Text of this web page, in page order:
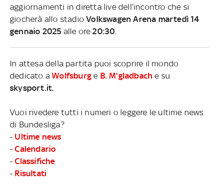
aggiornamenti in diretta live dell’incontro che si
giocherà allo stadioVolkswagen Arena martedì 14
gennaio 2025 alle ore20:30
In attesa della partita puoi scoprire il mondo
dedicato aWolfsburg e B. M'gladbach e su
skysport.it.
Vuoi rivedere tutti i numeri o leggere le ultime news
di Bundesliga?
- Ultime news
-Calendario
-Classifiche
- Risultati